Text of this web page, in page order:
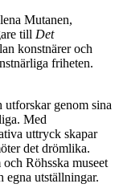
Mutanen,
till Det
konstnärer och
friheten.
utforskar genom sina
Med
uttryck skapar
det drömlika.
Röhsska museet
egna utställningar.